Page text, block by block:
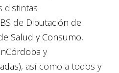
distintas
de Diputación de
Salud y Consumo,
y
), así como a todos y